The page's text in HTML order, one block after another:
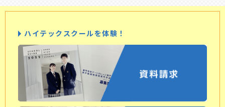
ハイテックスクールを体験！